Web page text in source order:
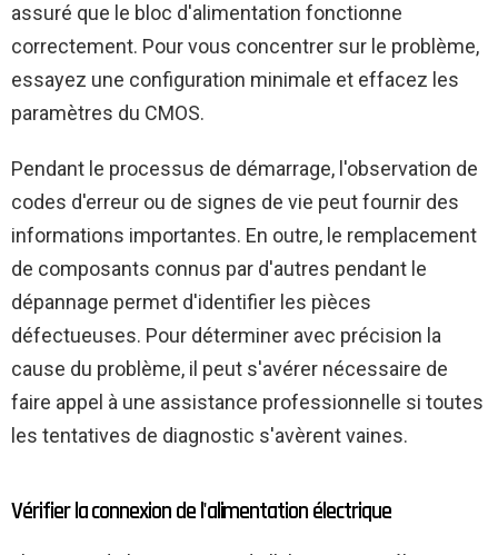
assuré que le bloc d'alimentation fonctionne
correctement. Pour vous concentrer sur le problème,
essayez une configuration minimale et effacez les
paramètres du CMOS.
Pendant le processus de démarrage, l'observation de
codes d'erreur ou de signes de vie peut fournir des
informations importantes. En outre, le remplacement
de composants connus par d'autres pendant le
dépannage permet d'identifier les pièces
défectueuses. Pour déterminer avec précision la
cause du problème, il peut s'avérer nécessaire de
faire appel à une assistance professionnelle si toutes
les tentatives de diagnostic s'avèrent vaines.
Vérifier la connexion de l'alimentation électrique